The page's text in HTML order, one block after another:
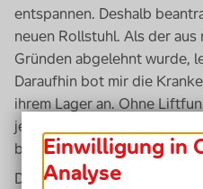
entspannen. Deshalb
neuen Rollstuhl. Als der
Gründen abgelehnt wurde,
Daraufhin bot mir die
ihrem Lager an. Ohne
jedoch eines der wichtigsten
brauche, um auswärts die
Das habe ich auch einer
Einwilligung in
Analyse